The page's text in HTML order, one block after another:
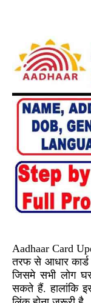
Aadhaar Card
तरफ से आधार कार्ड
जिसमे सभी लोग
सकते हैं. हालांकि